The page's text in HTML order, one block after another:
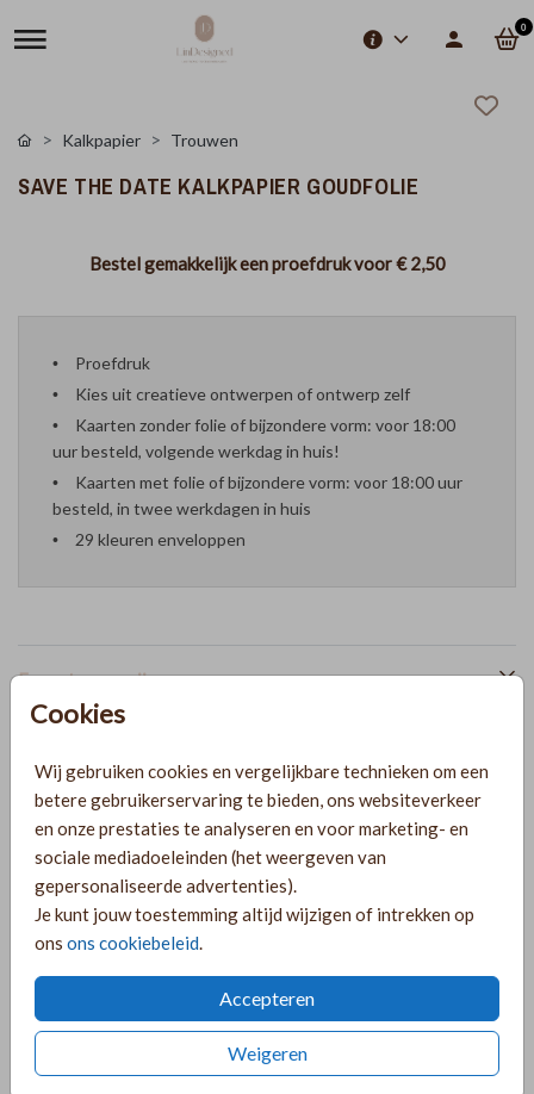
0
Cookies
Wij gebruiken cookies en vergelijkbare technieken om een
betere gebruikerservaring te bieden, ons websiteverkeer
en onze prestaties te analyseren en voor marketing- en
sociale mediadoeleinden (het weergeven van
gepersonaliseerde advertenties).
Je kunt jouw toestemming altijd wijzigen of intrekken op
ons ons cookiebeleid
Accepteren
Weigeren
Kalkpapier Trouwen
SAVE THE DATE KALKPAPIER GOUDFOLIE
Bestel gemakkelijk een proefdruk voor€ 2,50
Proefdruk
Kies uit creatieve ontwerpen of ontwerp zelf
Kaarten zonder folie of bijzondere vorm: voor 18:00
uur besteld, volgende werkdag in huis!
Kaarten met folie of bijzondere vorm: voor 18:00 uur
besteld, in twee werkdagen in huis
29 kleuren enveloppen
Formaten en prijzen
PRODUCTINFORMATIE
OMSCHRIJVING
Minimalistische save the date met foliedruk, een sierlijk
lettertype en een trouwlogo. Pas het kaartje aan door een
achtergrondkleur toe te voegen! Gedrukt op kalkpapier.
Heel mooi met handgeschept papier (googlen op Khadi
COLLECTIE